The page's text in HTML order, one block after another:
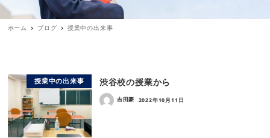
ホーム ブログ 授業中の出来事
授業中の出来事 渋谷校の授業から
吉田豪 2022年10月11日